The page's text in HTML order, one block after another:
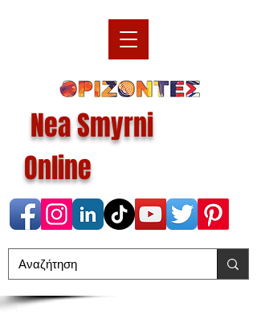
Nea Smyrni
Online